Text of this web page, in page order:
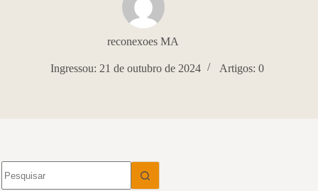
reconexoes MA
Ingressou: 21 de outubro de 2024 Artigos: 0
resultados